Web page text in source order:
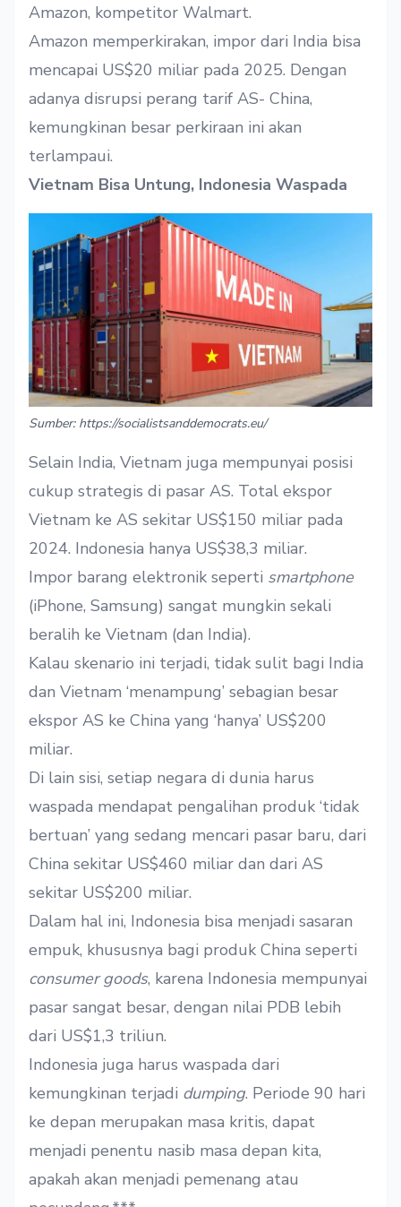
Amazon, kompetitor Walmart.
Amazon memperkirakan, impor dari India bisa
mencapai US$20 miliar pada 2025. Dengan
adanya disrupsi perang tarif AS- China,
kemungkinan besar perkiraan ini akan
terlampaui.
Vietnam Bisa Untung, Indonesia Waspada
Sumber: https://socialistsanddemocrats.eu/
Selain India, Vietnam juga mempunyai posisi
cukup strategis di pasar AS. Total ekspor
Vietnam ke AS sekitar US$150 miliar pada
2024. Indonesia hanya US$38,3 miliar.
Impor barang elektronik seperti smartphone
(iPhone, Samsung) sangat mungkin sekali
beralih ke Vietnam (dan India).
Kalau skenario ini terjadi, tidak sulit bagi India
dan Vietnam ‘menampung’ sebagian besar
ekspor AS ke China yang ‘hanya’ US$200
miliar.
Di lain sisi, setiap negara di dunia harus
waspada mendapat pengalihan produk ‘tidak
bertuan’ yang sedang mencari pasar baru, dari
China sekitar US$460 miliar dan dari AS
sekitar US$200 miliar.
Dalam hal ini, Indonesia bisa menjadi sasaran
empuk, khususnya bagi produk China seperti
consumer goods, karena Indonesia mempunyai
pasar sangat besar, dengan nilai PDB lebih
dari US$1,3 triliun.
Indonesia juga harus waspada dari
kemungkinan terjadi dumping. Periode 90 hari
ke depan merupakan masa kritis, dapat
menjadi penentu nasib masa depan kita,
apakah akan menjadi pemenang atau